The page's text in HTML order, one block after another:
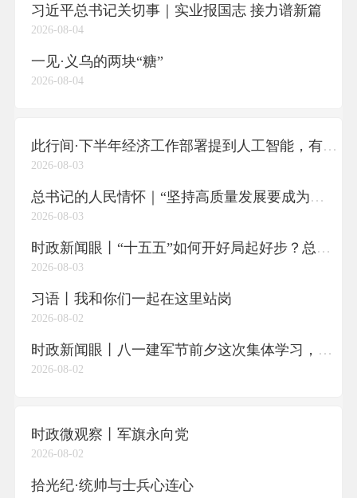
习近平总书记关切事｜实业报国志 接力谱新篇
2026-08-04
一见·义乌的两块“糖”
2026-08-04
此行间·下半年经济工作部署提到人工智能，有何深意？
2026-08-03
总书记的人民情怀｜“坚持高质量发展要成为领导干部政绩观的重要内容”
2026-08-03
时政新闻眼丨“十五五”如何开好局起好步？总书记的三句话蕴含深意
2026-08-03
习语丨我和你们一起在这里站岗
2026-08-02
时政新闻眼丨八一建军节前夕这次集体学习，传递了哪些重要信息？
2026-08-02
时政微观察丨军旗永向党
2026-08-02
拾光纪·统帅与士兵心连心